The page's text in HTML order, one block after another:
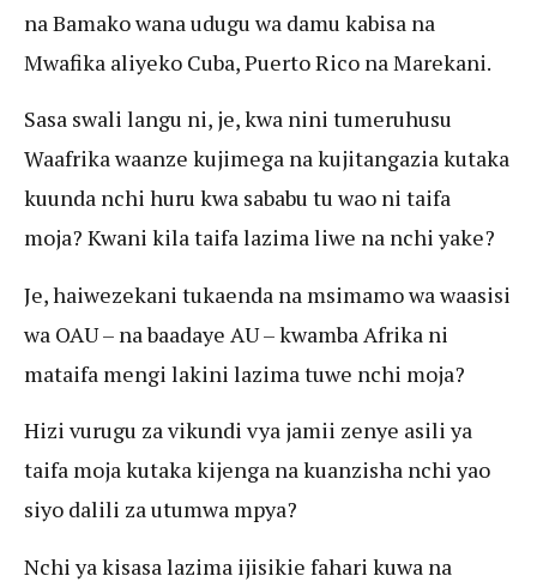
na Bamako wana udugu wa damu kabisa na
Mwafika aliyeko Cuba, Puerto Rico na Marekani.
Sasa swali langu ni, je, kwa nini tumeruhusu
Waafrika waanze kujimega na kujitangazia kutaka
kuunda nchi huru kwa sababu tu wao ni taifa
moja? Kwani kila taifa lazima liwe na nchi yake?
Je, haiwezekani tukaenda na msimamo wa waasisi
wa OAU – na baadaye AU – kwamba Afrika ni
mataifa mengi lakini lazima tuwe nchi moja?
Hizi vurugu za vikundi vya jamii zenye asili ya
taifa moja kutaka kijenga na kuanzisha nchi yao
siyo dalili za utumwa mpya?
Nchi ya kisasa lazima ijisikie fahari kuwa na